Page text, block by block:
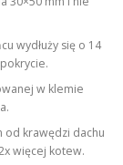
wydłuży się o 14
w klemie
od krawędzi dachu
więcej kotew.